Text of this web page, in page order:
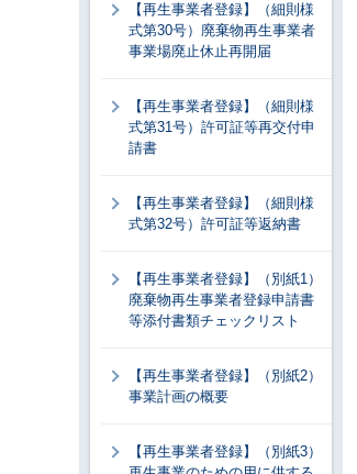
【再生事業者登録】（細則様
式第30号）廃棄物再生事業者
事業場廃止休止再開届
【再生事業者登録】（細則様
式第31号）許可証等再交付申
請書
【再生事業者登録】（細則様
式第32号）許可証等返納書
【再生事業者登録】（別紙1）
廃棄物再生事業者登録申請書
等添付書類チェックリスト
【再生事業者登録】（別紙2）
事業計画の概要
【再生事業者登録】（別紙3）